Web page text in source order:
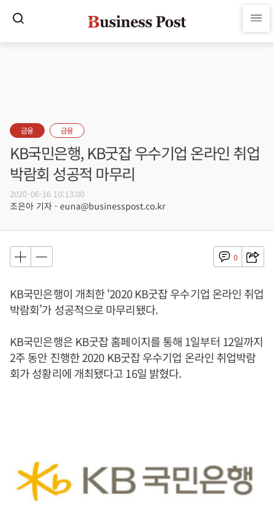
금융 금융
KB국민은행, KB굿잡 우수기업 온라인 취업
박람회 성공적 마무리
2020-06-16 10:13:00
조은아 기자 - euna@businesspost.co.kr
0
KB국민은행이 개최한 ‘2020 KB굿잡 우수기업 온라인 취업
박람회’가 성공적으로 마무리됐다.
KB국민은행은 KB굿잡 홈페이지를 통해 1일부터 12일까지
2주 동안 진행한 2020 KB굿잡 우수기업 온라인 취업박람
회가 성황리에 개최됐다고 16일 밝혔다.